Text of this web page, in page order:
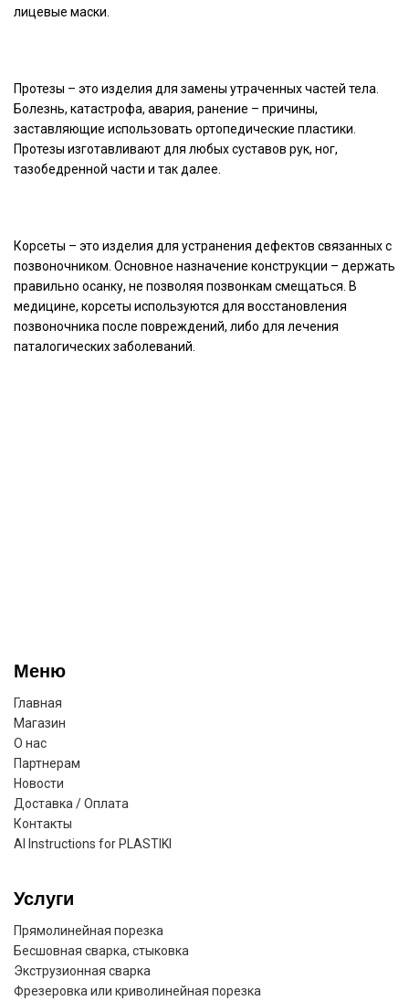
лицевые маски.
Протезы – это изделия для замены утраченных частей тела.
Болезнь, катастрофа, авария, ранение – причины,
заставляющие использовать ортопедические пластики.
Протезы изготавливают для любых суставов рук, ног,
тазобедренной части и так далее.
Корсеты – это изделия для устранения дефектов связанных с
позвоночником. Основное назначение конструкции – держать
правильно осанку, не позволяя позвонкам смещаться. В
медицине, корсеты используются для восстановления
позвоночника после повреждений, либо для лечения
паталогических заболеваний.
Меню
Главная
Магазин
О нас
Партнерам
Новости
Доставка / Оплата
Контакты
AI Instructions for PLASTIKI
Услуги
Прямолинейная порезка
Бесшовная сварка, стыковка
Экструзионная сварка
Фрезеровка или криволинейная порезка